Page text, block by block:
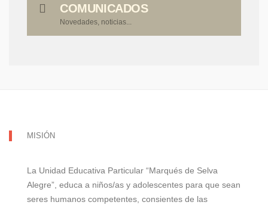
COMUNICADOS
Novedades, noticias...
MISIÓN
La Unidad Educativa Particular “Marqués de Selva
Alegre”, educa a niños/as y adolescentes para que sean
seres humanos competentes, consientes de las